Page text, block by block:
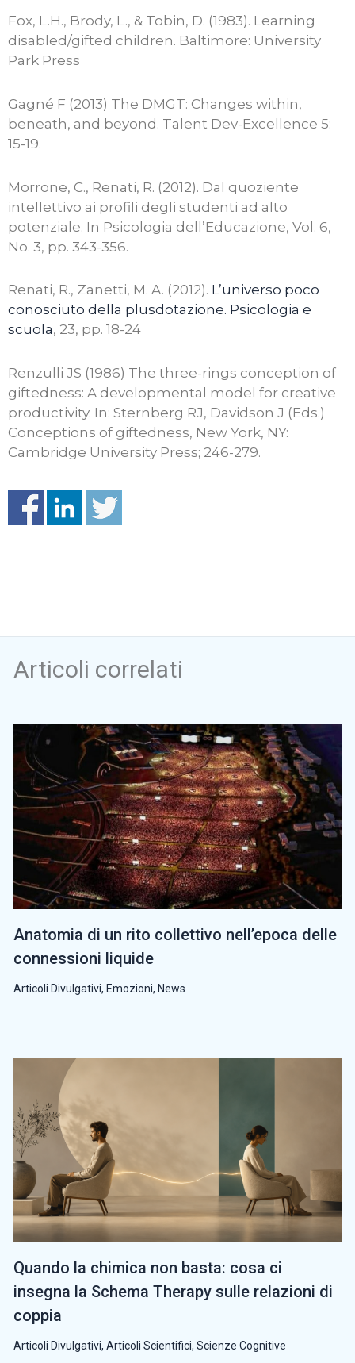
Fox, L.H., Brody, L., & Tobin, D. (1983). Learning
disabled/gifted children. Baltimore: University
Park Press
Gagné F (2013) The DMGT: Changes within,
beneath, and beyond. Talent Dev-Excellence 5:
15-19.
Morrone, C., Renati, R. (2012). Dal quoziente
intellettivo ai profili degli studenti ad alto
potenziale. In Psicologia dell’Educazione, Vol. 6,
No. 3, pp. 343-356.
Renati, R., Zanetti, M. A. (2012). L’universo poco
conosciuto della plusdotazione. Psicologia e
scuola, 23, pp. 18-24
Renzulli JS (1986) The three-rings conception of
giftedness: A developmental model for creative
productivity. In: Sternberg RJ, Davidson J (Eds.)
Conceptions of giftedness, New York, NY:
Cambridge University Press; 246-279.
Articoli correlati
Anatomia di un rito collettivo nell’epoca delle
connessioni liquide
Articoli Divulgativi, Emozioni, News
Quando la chimica non basta: cosa ci
insegna la Schema Therapy sulle relazioni di
coppia
Articoli Divulgativi, Articoli Scientifici, Scienze Cognitive